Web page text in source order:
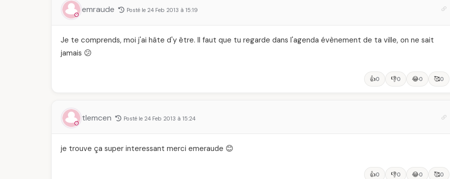
emraude Posté le 24 Feb 2013 à 15:19
Je te comprends, moi j'ai hâte d'y être. Il faut que tu regarde dans l'agenda évènement de ta ville, on ne sait
jamais 😕
👍0 👎0 😂0 🥰0
tlemcen Posté le 24 Feb 2013 à 15:24
je trouve ça super interessant merci emeraude 😊
👍0 👎0 😂0 🥰0